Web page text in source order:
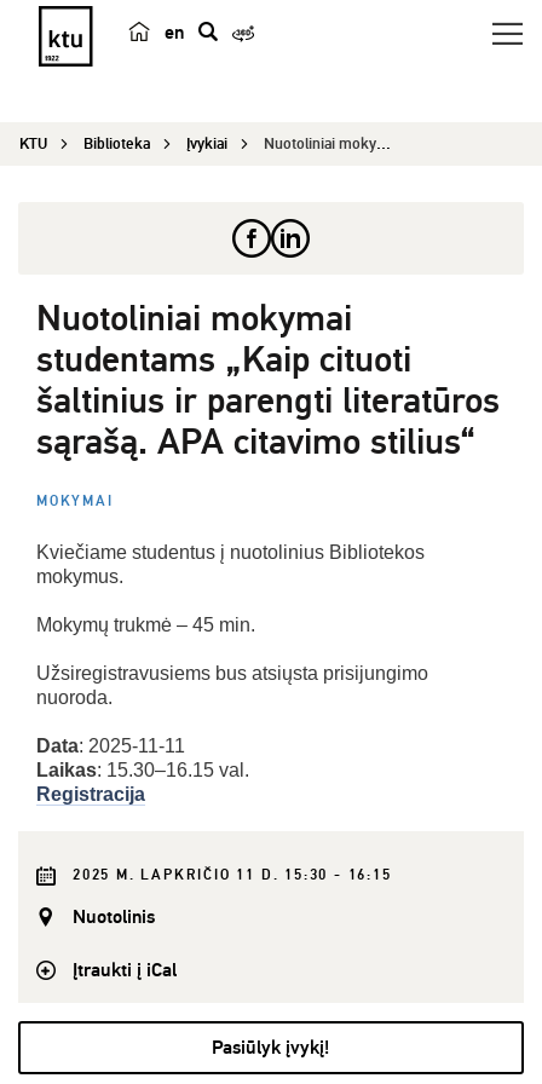
en
e
KTU Biblioteka Įvykiai Nuotoliniai mokymai studentams „Kaip cituoti šal...
Nuotoliniai mokymai
studentams „Kaip cituoti
šaltinius ir parengti literatūros
sąrašą. APA citavimo stilius“
MOKYMAI
Kviečiame studentus į nuotolinius Bibliotekos
mokymus.
Mokymų trukmė – 45 min.
Užsiregistravusiems bus atsiųsta prisijungimo
nuoroda.
Data: 2025-11-11
Laikas: 15.30–16.15 val.
Registracija
2025 M. LAPKRIČIO 11 D. 15:30 - 16:15
Nuotolinis
Įtraukti į iCal
Pasiūlyk įvykį!